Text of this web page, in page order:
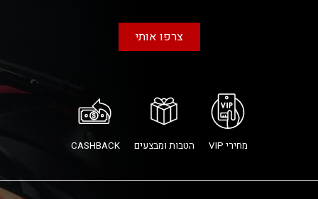
צרפו אותי
מחירי VIP הטבות ומבצעים CASHBACK